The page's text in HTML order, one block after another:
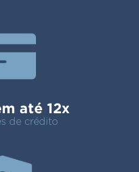
até 12x
de crédito